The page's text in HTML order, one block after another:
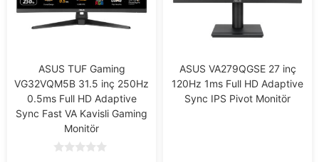
ASUS TUF Gaming
VG32VQM5B 31.5 inç 250Hz
0.5ms Full HD Adaptive
Sync Fast VA Kavisli Gaming
Monitör
ASUS VA279QGSE 27 inç
120Hz 1ms Full HD Adaptive
Sync IPS Pivot Monitör